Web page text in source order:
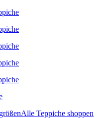
Alle Teppiche shoppen